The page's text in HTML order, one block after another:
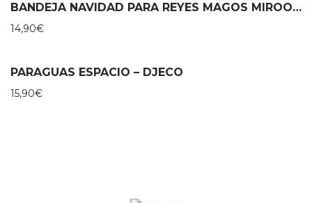
BANDEJA NAVIDAD PARA REYES MAGOS MIROOMI
14,90€
PARAGUAS ESPACIO – DJECO
15,90€